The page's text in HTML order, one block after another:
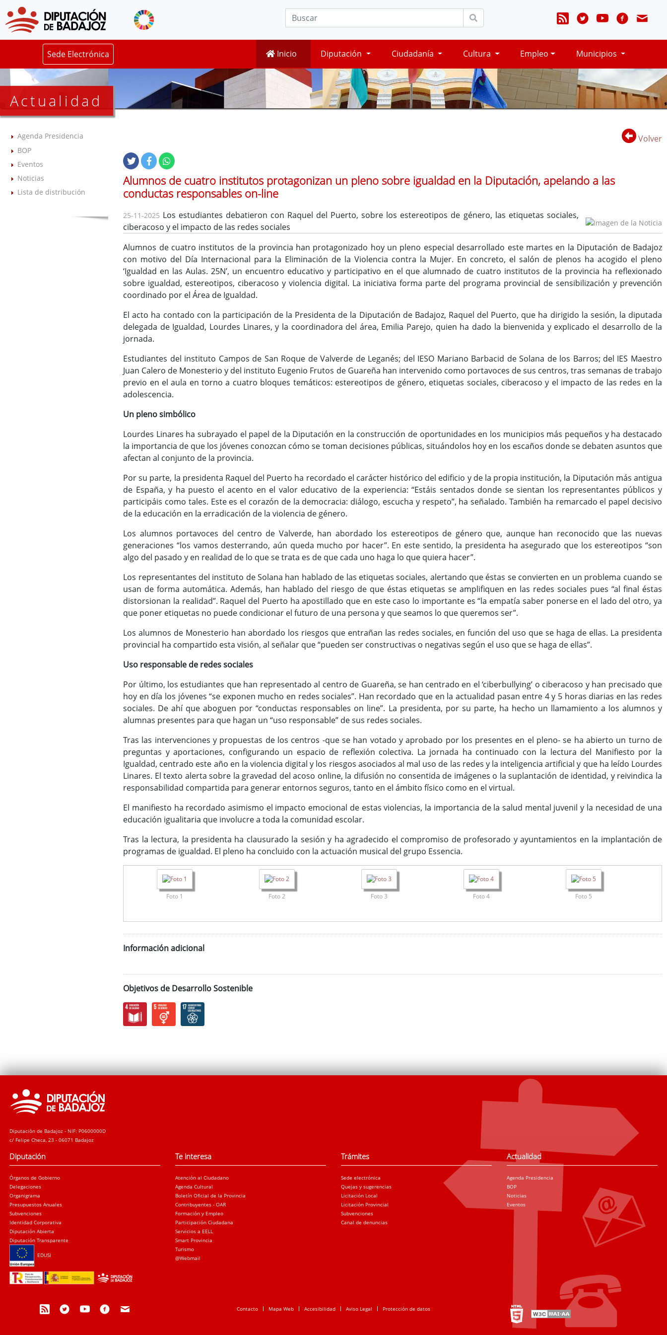
Sede Electrónica Inicio Diputación Ciudadanía Cultura Empleo Municipios
Actualidad
Agenda Presidencia
BOP
Eventos
Noticias
Lista de distribución
Volver
Alumnos de cuatro institutos protagonizan un pleno sobre igualdad en la Diputación, apelando a las
conductas responsables on-line
25-11-2025 Los estudiantes debatieron con Raquel del Puerto, sobre los estereotipos de género, las etiquetas sociales,
ciberacoso y el impacto de las redes sociales
Alumnos de cuatro institutos de la provincia han protagonizado hoy un pleno especial desarrollado este martes en la Diputación de Badajoz
con motivo del Día Internacional para la Eliminación de la Violencia contra la Mujer. En concreto, el salón de plenos ha acogido el pleno
‘Igualdad en las Aulas. 25N’, un encuentro educativo y participativo en el que alumnado de cuatro institutos de la provincia ha reflexionado
sobre igualdad, estereotipos, ciberacoso y violencia digital. La iniciativa forma parte del programa provincial de sensibilización y prevención
coordinado por el Área de Igualdad.
El acto ha contado con la participación de la Presidenta de la Diputación de Badajoz, Raquel del Puerto, que ha dirigido la sesión, la diputada
delegada de Igualdad, Lourdes Linares, y la coordinadora del área, Emilia Parejo, quien ha dado la bienvenida y explicado el desarrollo de la
jornada.
Estudiantes del instituto Campos de San Roque de Valverde de Leganés; del IESO Mariano Barbacid de Solana de los Barros; del IES Maestro
Juan Calero de Monesterio y del instituto Eugenio Frutos de Guareña han intervenido como portavoces de sus centros, tras semanas de trabajo
previo en el aula en torno a cuatro bloques temáticos: estereotipos de género, etiquetas sociales, ciberacoso y el impacto de las redes en la
adolescencia.
Un pleno simbólico
Lourdes Linares ha subrayado el papel de la Diputación en la construcción de oportunidades en los municipios más pequeños y ha destacado
la importancia de que los jóvenes conozcan cómo se toman decisiones públicas, situándolos hoy en los escaños donde se debaten asuntos que
afectan al conjunto de la provincia.
Por su parte, la presidenta Raquel del Puerto ha recordado el carácter histórico del edificio y de la propia institución, la Diputación más antigua
de España, y ha puesto el acento en el valor educativo de la experiencia: “Estáis sentados donde se sientan los representantes públicos y
participáis como tales. Este es el corazón de la democracia: diálogo, escucha y respeto”, ha señalado. También ha remarcado el papel decisivo
de la educación en la erradicación de la violencia de género.
Los alumnos portavoces del centro de Valverde, han abordado los estereotipos de género que, aunque han reconocido que las nuevas
generaciones “los vamos desterrando, aún queda mucho por hacer”. En este sentido, la presidenta ha asegurado que los estereotipos “son
algo del pasado y en realidad de lo que se trata es de que cada uno haga lo que quiera hacer”.
Los representantes del instituto de Solana han hablado de las etiquetas sociales, alertando que éstas se convierten en un problema cuando se
usan de forma automática. Además, han hablado del riesgo de que éstas etiquetas se amplifiquen en las redes sociales pues “al final éstas
distorsionan la realidad”. Raquel del Puerto ha apostillado que en este caso lo importante es “la empatía saber ponerse en el lado del otro, ya
que poner etiquetas no puede condicionar el futuro de una persona y que seamos lo que queremos ser”.
Los alumnos de Monesterio han abordado los riesgos que entrañan las redes sociales, en función del uso que se haga de ellas. La presidenta
provincial ha compartido esta visión, al señalar que “pueden ser constructivas o negativas según el uso que se haga de ellas”.
Uso responsable de redes sociales
Por último, los estudiantes que han representado al centro de Guareña, se han centrado en el ‘ciberbullying’ o ciberacoso y han precisado que
hoy en día los jóvenes “se exponen mucho en redes sociales”. Han recordado que en la actualidad pasan entre 4 y 5 horas diarias en las redes
sociales. De ahí que aboguen por “conductas responsables on line”. La presidenta, por su parte, ha hecho un llamamiento a los alumnos y
alumnas presentes para que hagan un “uso responsable” de sus redes sociales.
Tras las intervenciones y propuestas de los centros -que se han votado y aprobado por los presentes en el pleno- se ha abierto un turno de
preguntas y aportaciones, configurando un espacio de reflexión colectiva. La jornada ha continuado con la lectura del Manifiesto por la
Igualdad, centrado este año en la violencia digital y los riesgos asociados al mal uso de las redes y la inteligencia artificial y que ha leído Lourdes
Linares. El texto alerta sobre la gravedad del acoso online, la difusión no consentida de imágenes o la suplantación de identidad, y reivindica la
responsabilidad compartida para generar entornos seguros, tanto en el ámbito físico como en el virtual.
El manifiesto ha recordado asimismo el impacto emocional de estas violencias, la importancia de la salud mental juvenil y la necesidad de una
educación igualitaria que involucre a toda la comunidad escolar.
Tras la lectura, la presidenta ha clausurado la sesión y ha agradecido el compromiso de profesorado y ayuntamientos en la implantación de
programas de igualdad. El pleno ha concluido con la actuación musical del grupo Essencia.
Foto 1 Foto 2 Foto 3 Foto 4 Foto 5
Información adicional
Objetivos de Desarrollo Sostenible
Diputación de Badajoz - NIF: P0600000D
c/ Felipe Checa, 23 - 06071 Badajoz
Diputación
Órganos de Gobierno
Delegaciones
Organigrama
Presupuestos Anuales
Subvenciones
Identidad Corporativa
Diputación Abierta
Diputación Transparente
EDUSI
Te interesa
Atención al Ciudadano
Agenda Cultural
Boletín Oficial de la Provincia
Contribuyentes - OAR
Formación y Empleo
Participación Ciudadana
Servicios a EELL
Smart Provincia
Turismo
@Webmail
Trámites
Sede electrónica
Quejas y sugerencias
Licitación Local
Licitación Provincial
Subvenciones
Canal de denuncias
Actualidad
Agenda Presidencia
BOP
Noticias
Eventos
Contacto Mapa Web Accesibilidad Aviso Legal Protección de datos